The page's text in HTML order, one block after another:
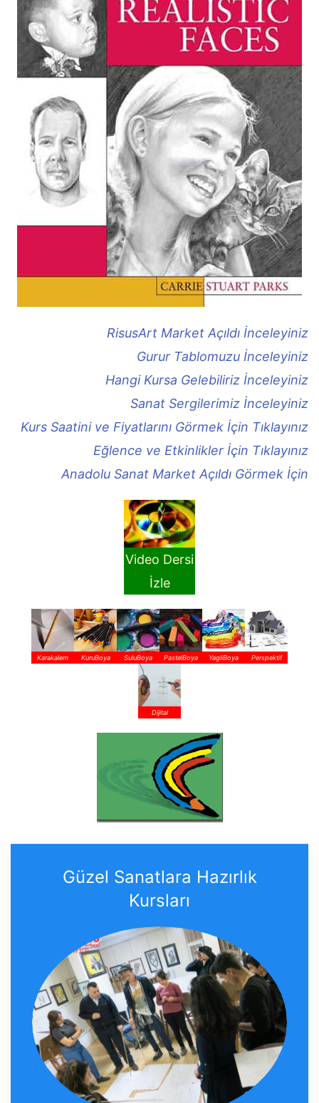
RisusArt Market Açıldı İnceleyiniz
Gurur Tablomuzu İnceleyiniz
Hangi Kursa Gelebiliriz İnceleyiniz
Sanat Sergilerimiz İnceleyiniz
Kurs Saatini ve Fiyatlarını Görmek İçin Tıklayınız
Eğlence ve Etkinlikler İçin Tıklayınız
Anadolu Sanat Market Açıldı Görmek İçin
Video Dersi
İzle
Karakalem KuruBoya SuluBoya PastelBoya YagliBoya Perspektif
Dijital
Güzel Sanatlara Hazırlık
Kursları